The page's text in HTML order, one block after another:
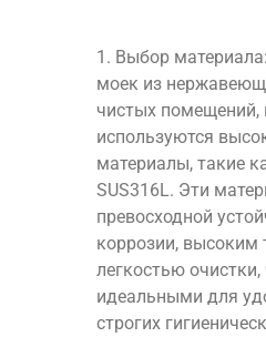
1. Выбор
моек из
чистых помещений,
используются
материалы, такие
SUS316L. Эти
превосходной
коррозии, высоким
легкостью очистки,
идеальными для
строгих